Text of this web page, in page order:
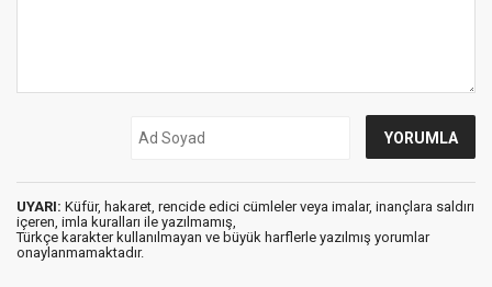
UYARI: Küfür, hakaret, rencide edici cümleler veya imalar, inançlara saldırı
içeren, imla kuralları ile yazılmamış,
Türkçe karakter kullanılmayan ve büyük harflerle yazılmış yorumlar
onaylanmamaktadır.